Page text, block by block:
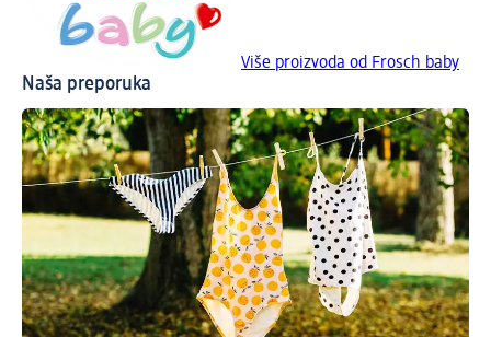
Više proizvoda od Frosch baby
Naša preporuka